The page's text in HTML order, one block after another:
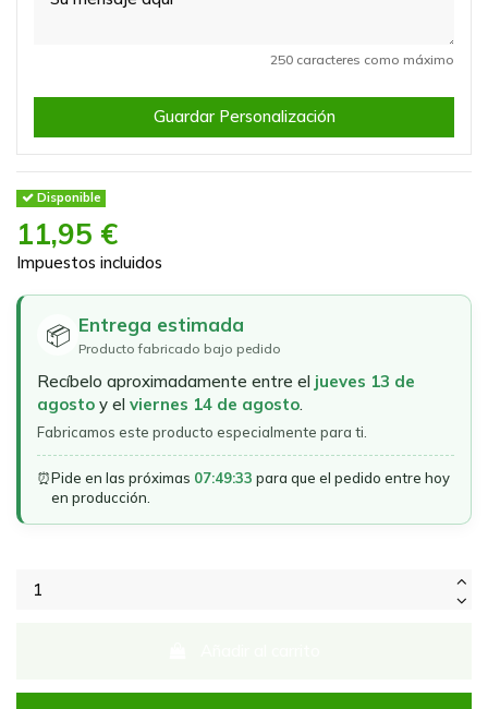
250 caracteres como máximo
Guardar Personalización
Disponible
11,95 €
Impuestos incluidos
📦 Entrega estimada
Producto fabricado bajo pedido
Recíbelo aproximadamente entre el jueves 13 de
agosto y el viernes 14 de agosto.
Fabricamos este producto especialmente para ti.
⏰Pide en las próximas 07:49:33 para que el pedido entre hoy
en producción.